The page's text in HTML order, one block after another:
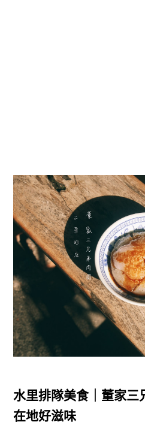
水里排隊美食｜董家三
在地好滋味